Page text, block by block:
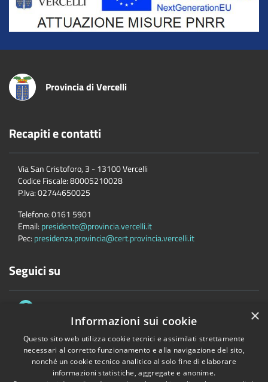
Provincia di Vercelli
Recapiti e contatti
Via San Cristoforo, 3 - 13100 Vercelli
Codice Fiscale:80005210028
P.Iva:02744650025
Telefono:0161 5901
Email: presidente@provincia.vercelli.it
Pec: presidenza.provincia@cert.provincia.vercelli.it
Seguici su
Accessibilità Privacy Cookie
Mappa del sito
Dichiarazione di accessibilità e meccanismo di feedback
×
Informazioni sui cookie
Questo sito web utilizza cookie tecnici e assimilati strettamente
necessari al corretto funzionamento e alla navigazione del sito,
nonché un cookie tecnico analitico al solo fine di elaborare
informazioni statistiche, aggregate e anonime.